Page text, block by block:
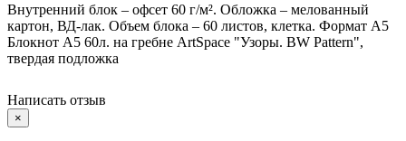
Внутренний блок – офсет 60 г/м². Обложка – мелованный
картон, ВД-лак. Объем блока – 60 листов, клетка. Формат А5
Блокнот А5 60л. на гребне ArtSpace "Узоры. BW Pattern",
твердая подложка
Написать отзыв
×